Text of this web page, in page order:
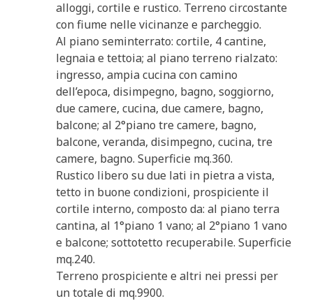
alloggi, cortile e rustico. Terreno circostante
con fiume nelle vicinanze e parcheggio.
Al piano seminterrato: cortile, 4 cantine,
legnaia e tettoia; al piano terreno rialzato:
ingresso, ampia cucina con camino
dell’epoca, disimpegno, bagno, soggiorno,
due camere, cucina, due camere, bagno,
balcone; al 2°piano tre camere, bagno,
balcone, veranda, disimpegno, cucina, tre
camere, bagno. Superficie mq.360.
Rustico libero su due lati in pietra a vista,
tetto in buone condizioni, prospiciente il
cortile interno, composto da: al piano terra
cantina, al 1°piano 1 vano; al 2°piano 1 vano
e balcone; sottotetto recuperabile. Superficie
mq.240.
Terreno prospiciente e altri nei pressi per
un totale di mq.9900.